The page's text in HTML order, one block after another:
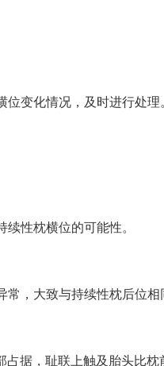
变化情况，及时进行处理。
性枕横位的可能性。
，大致与持续性枕后位相
据，耻联上触及胎头比